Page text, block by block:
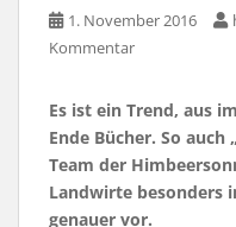
1. November 2016
Kommentar
Es ist ein Trend, aus
Ende Bücher. So
Team der
Landwirte besonders
genauer vor.